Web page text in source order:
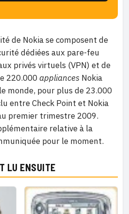
de Nokia se composent de
dédiées aux pare-feu
privés virtuels (VPN) et de
220.000 appliances Nokia
monde, pour plus de 23.000
entre Check Point et Nokia
premier trimestre 2009.
relative à la
pour le moment.
LU ENSUITE